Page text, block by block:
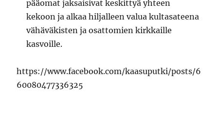
pääomat jaksaisivat keskittyä yhteen
kekoon ja alkaa hiljalleen valua kultasateena
vähäväkisten ja osattomien kirkkaille
kasvoille.
https://www.facebook.com/kaasuputki/posts/6
60080477336325